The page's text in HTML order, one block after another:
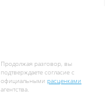
Продолжая разговор, вы
подтверждаете согласие с
официальнымирасценками
агентства.